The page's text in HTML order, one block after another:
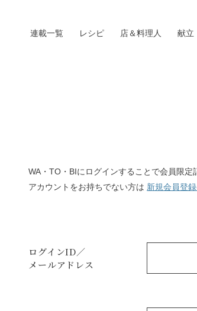
連載一覧 レシピ 店＆料理人 献立
WA・TO・BIにログインすることで会員限
アカウントをお持ちでない方は 新規会員登
ログインID／
メールアドレス